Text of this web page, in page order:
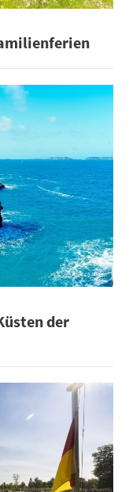
der